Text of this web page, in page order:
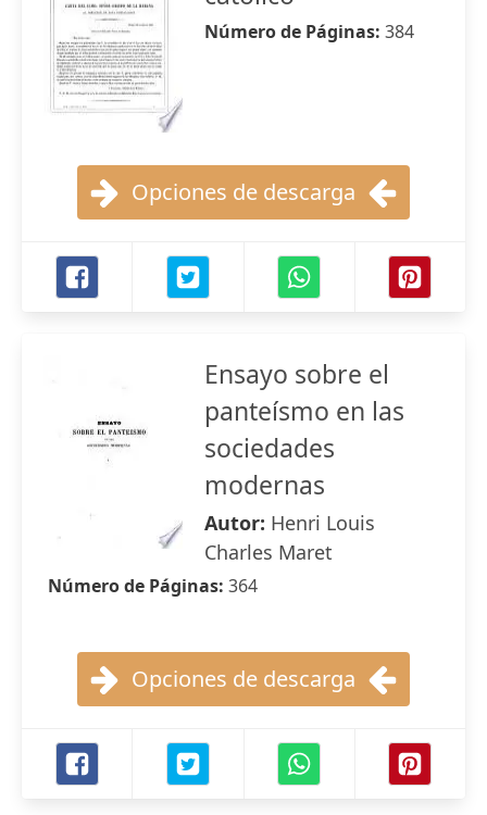
Número de Páginas: 384
Opciones de descarga
Ensayo sobre el
panteísmo en las
sociedades
modernas
Autor: Henri Louis
Charles Maret
Número de Páginas: 364
Opciones de descarga